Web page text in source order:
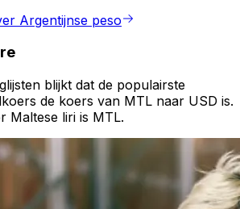
Argentijnse peso
blijkt dat de populairste
de koers van MTL naar USD is.
Maltese liri is MTL.